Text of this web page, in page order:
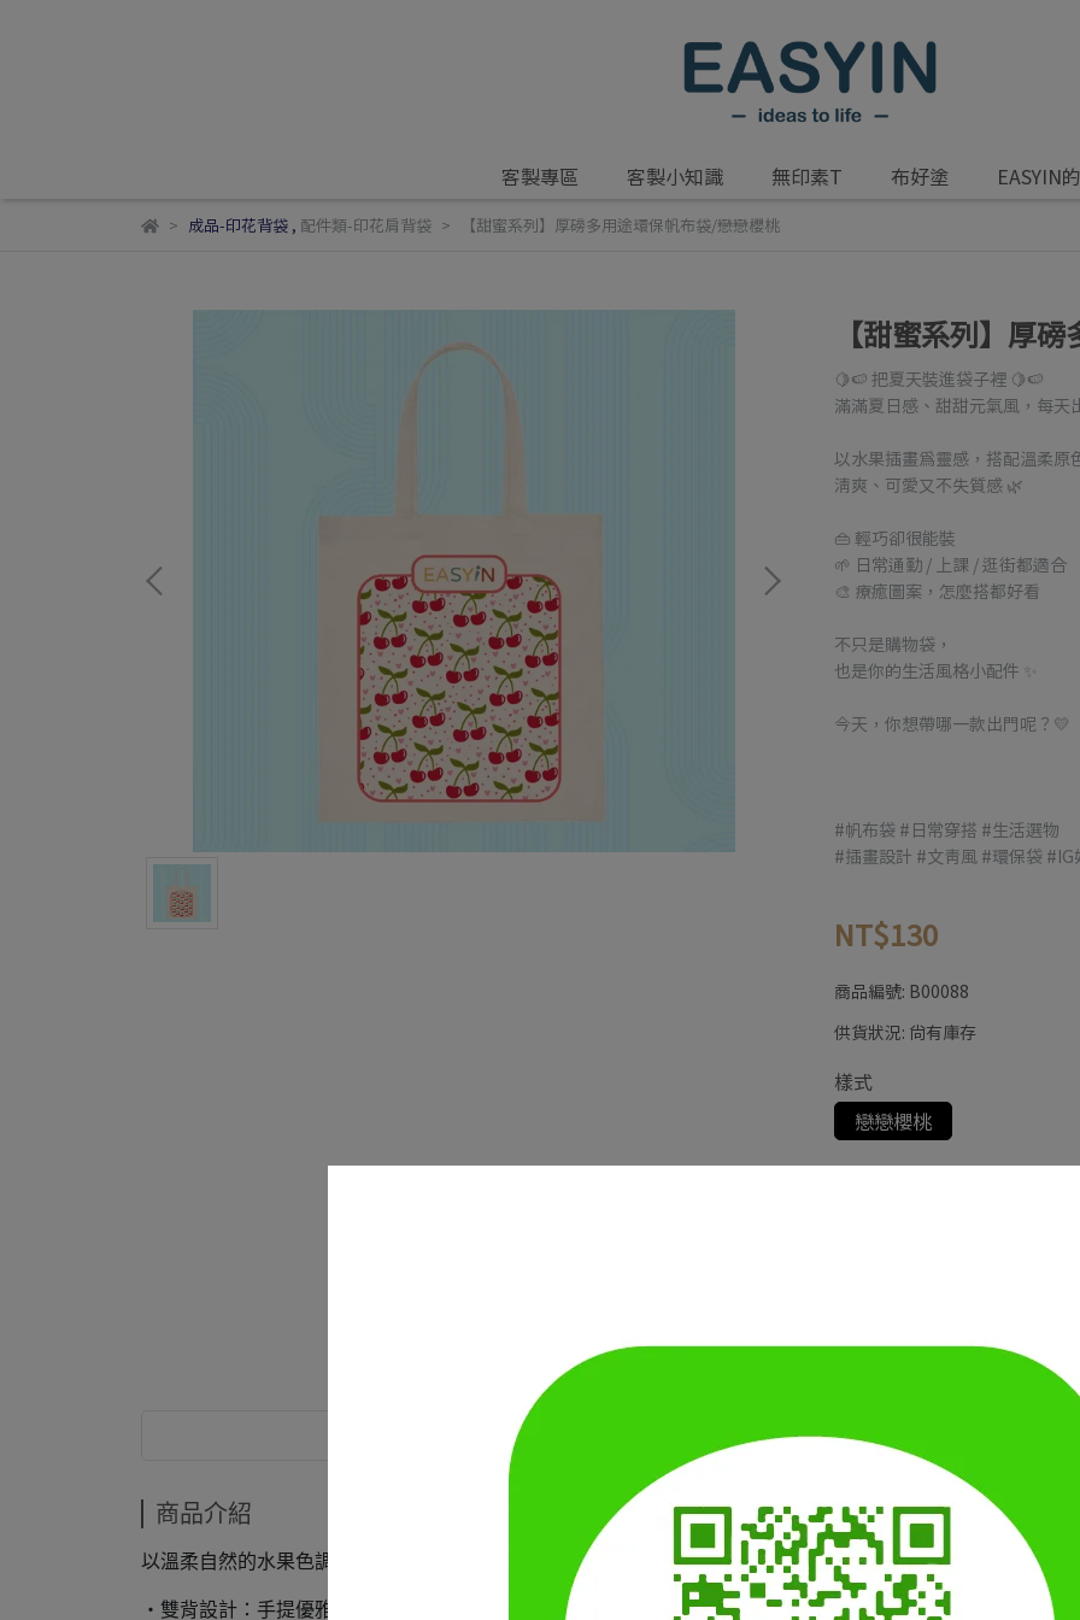
客製專區 客製小知識 無印素T 布好塗 EASYIN
成品-印花背袋, 配件類-印花肩背袋 【甜蜜系列】厚磅多用途環保帆布袋/戀戀櫻桃
【甜蜜系列】厚
🍋🍉 把夏天裝進袋子裡 🍋🍉
滿滿夏日感、甜甜元氣風，每天
以水果插畫為靈感，搭配溫柔原
清爽、可愛又不失質感 🌿
👜 輕巧卻很能裝
🌱 日常通勤 / 上課 / 逛街都適合
🎨 療癒圖案，怎麼搭都好看
不只是購物袋，
也是你的生活風格小配件 ✨
今天，你想帶哪一款出門呢？💛
#帆布袋 #日常穿搭 #生活選物
#插畫設計 #文青風 #環保袋 #IG
NT$130
商品編號: B00088
供貨狀況: 尚有庫存
樣式
戀戀櫻桃
加入最愛
規格說明
商品介紹
以溫柔自然的水果色調打造，簡單卻充滿細節的插畫風格
・雙背設計：手提優雅、肩背輕鬆